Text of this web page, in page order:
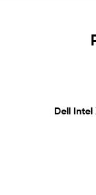
Dell Intel